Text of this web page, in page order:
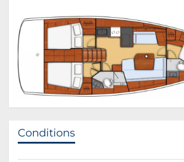
Conditions